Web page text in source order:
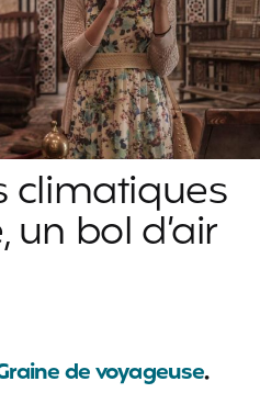
climatiques
bol d’air
de voyageuse.